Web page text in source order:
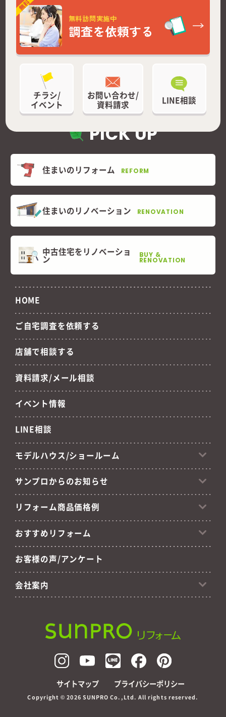
無料訪問実施中
調査を依頼する
チラシ/
イベント
お問い合わせ/
資料請求
LINE相談
PICK UP
住まいのリフォーム REFORM
住まいのリノベーション RENOVATION
中古住宅をリノベーショ
ン BUY &
RENOVATION
HOME
ご自宅調査を依頼する
店舗で相談する
資料請求/メール相談
イベント情報
LINE相談
モデルハウス/ショールーム
サンプロからのお知らせ
リフォーム商品価格例
おすすめリフォーム
お客様の声/アンケート
会社案内
サイトマップ プライバシーポリシー
Copyright ©2026 SUNPRO Co.,Ltd. All rights reserved.